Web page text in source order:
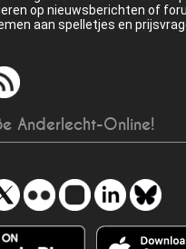
op nieuwsberichten of
aan spelletjes en
Anderlecht-Online!